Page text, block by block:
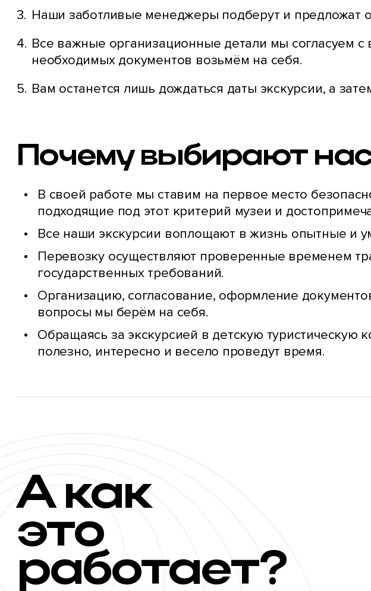
Наши заботливые менеджеры подберут и предложат
Все важные организационные детали мы согласуем
необходимых документов возьмём на себя.
Вам останется лишь дождаться даты экскурсии, а
Почему выбирают
В своей работе мы ставим на первое место
подходящие под этот критерий музеи и
Все наши экскурсии воплощают в жизнь опытные и
Перевозку осуществляют проверенные временем
государственных требований.
Организацию, согласование, оформление
вопросы мы берём на себя.
Обращаясь за экскурсией в детскую туристическую
полезно, интересно и весело проведут время.
А как
это
работает?